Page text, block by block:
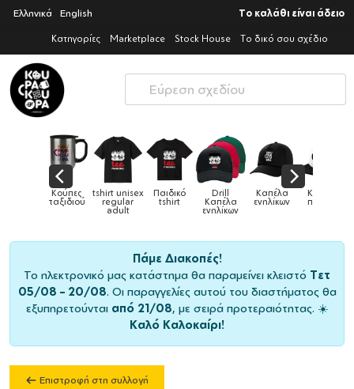
Ελληνικά English Το καλάθι είναι άδειο
Κατηγορίες Marketplace Stock House Το δικό σου σχέδιο
Παιδικό Drill
Καπέλα
Καπέλα
ενηλίκων
Καπέλα
παιδικά Κούπες Κούπες
ειδικές
Πάμε Διακοπές!
Το ηλεκτρονικό μας κατάστημα θα παραμείνει κλειστό Τετ
05/08 – 20/08. Οι παραγγελίες αυτού του διαστήματος θα
εξυπηρετούνται από 21/08, με σειρά προτεραιότητας. ☀️
Καλό Καλοκαίρι!
Επιστροφή στη συλλογή